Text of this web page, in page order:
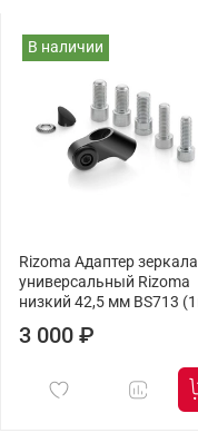
В наличии
Rizoma Адаптер зеркала
универсальный Rizoma
низкий 42,5 мм BS713
3 000 ₽